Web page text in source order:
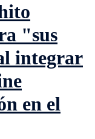
"sus
integrar
en el